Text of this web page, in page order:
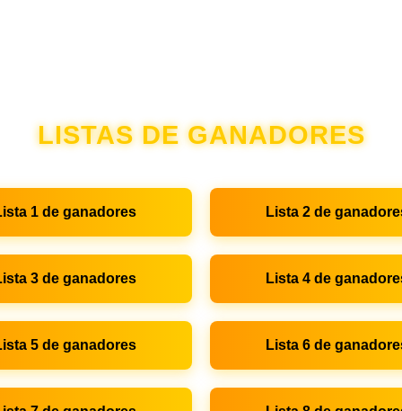
LISTAS DE GANADORES
1 de ganadores Lista 2 de
3 de ganadores Lista 4 de
5 de ganadores Lista 6 de